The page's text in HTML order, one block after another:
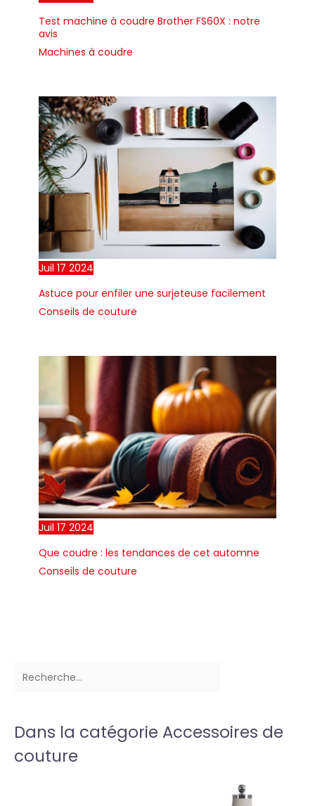
Test machine à coudre Brother FS60X : notre
avis
Machines à coudre
Juil 17 2024
Astuce pour enfiler une surjeteuse facilement
Conseils de couture
Juil 17 2024
Que coudre : les tendances de cet automne
Conseils de couture
Dans la catégorie Accessoires de
couture